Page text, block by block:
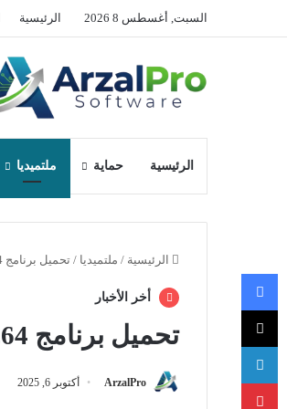
السبت, أغسطس 8 2026 الرئيسية
الرئيسية حماية ملتميديا
الرئيسية / ملتميديا / تحميل برنامج DSpeech 1.74.64
أخر الأخبار
تحميل برنامج DSpeech 1.74.64
ArzalPro أكتوبر 6, 2025
فيسبوك
‫X
لينكدإن
بينتيريست